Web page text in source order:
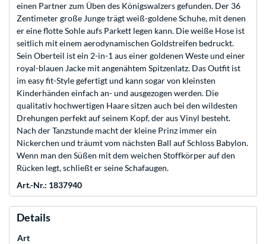
einen Partner zum Üben des Königswalzers gefunden. Der 36
Zentimeter große Junge trägt weiß-goldene Schuhe, mit denen
er eine flotte Sohle aufs Parkett legen kann. Die weiße Hose ist
seitlich mit einem aerodynamischen Goldstreifen bedruckt.
Sein Oberteil ist ein 2-in-1 aus einer goldenen Weste und einer
royal-blauen Jacke mit angenähtem Spitzenlatz. Das Outfit ist
im easy fit-Style gefertigt und kann sogar von kleinsten
Kinderhänden einfach an- und ausgezogen werden. Die
qualitativ hochwertigen Haare sitzen auch bei den wildesten
Drehungen perfekt auf seinem Kopf, der aus Vinyl besteht.
Nach der Tanzstunde macht der kleine Prinz immer ein
Nickerchen und träumt vom nächsten Ball auf Schloss Babylon.
Wenn man den Süßen mit dem weichen Stoffkörper auf den
Rücken legt, schließt er seine Schafaugen.
Art.-Nr.: 1837940
Details
Art